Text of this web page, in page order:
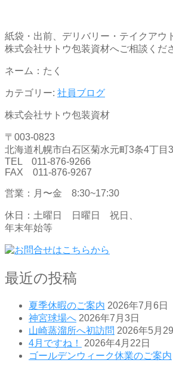
紙袋・出前、デリバリー・テイクアウ
株式会社サトウ包装資材へご相談くだ
ネーム：たく
カテゴリー: 社員ブログ
株式会社サトウ包装資材
〒003-0823
北海道札幌市白石区菊水元町3条4丁目
TEL 011-876-9266
FAX 011-876-9267
営業：月〜金 8:30~17:30
休日：土曜日 日曜日 祝日、
年末年始等
最近の投稿
夏季休暇のご案内 2026年7月6日
神宮球場へ 2026年7月3日
山崎蒸溜所へ初訪問 2026年5月
4月ですね！
2026年4月22日
ゴールデンウィーク休業のご案内